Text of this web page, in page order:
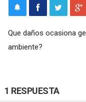
Que daños ocasiona
ambiente?
1 RESPUESTA